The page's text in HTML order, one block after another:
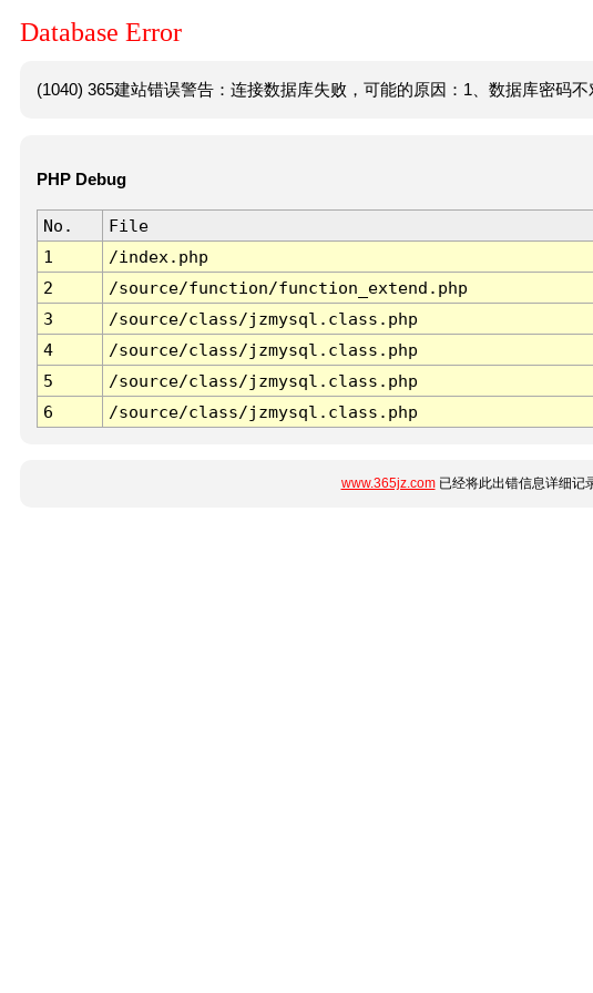
Database Error
(1040) 365建站错误警告：连接数据库失败，可能的原因：1、数据库密码不
PHP Debug
No. File
1
/index.php
2
/source/function/function_extend.php
3
/source/class/jzmysql.class.php
4
/source/class/jzmysql.class.php
5
/source/class/jzmysql.class.php
6
/source/class/jzmysql.class.php
www.365jz.com已经将此出错信息详细记